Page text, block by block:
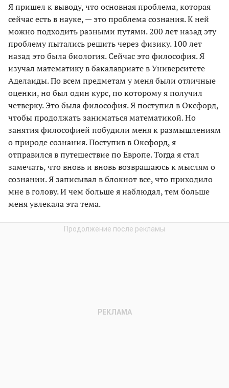
Я пришел к выводу, что основная проблема, которая
сейчас есть в науке, — это проблема сознания. К ней
можно подходить разными путями. 200 лет назад эту
проблему пытались решить через физику. 100 лет
назад это была биология. Сейчас это философия. Я
изучал математику в бакалавриате в Университете
Аделаиды. По всем предметам у меня были отличные
оценки, но был один курс, по которому я получил
четверку. Это была философия. Я поступил в Оксфорд,
чтобы продолжать заниматься математикой. Но
занятия философией побудили меня к размышлениям
о природе сознания. Поступив в Оксфорд, я
отправился в путешествие по Европе. Тогда я стал
замечать, что вновь и вновь возвращаюсь к мыслям о
сознании. Я записывал в блокнот все, что приходило
мне в голову. И чем больше я наблюдал, тем больше
меня увлекала эта тема.